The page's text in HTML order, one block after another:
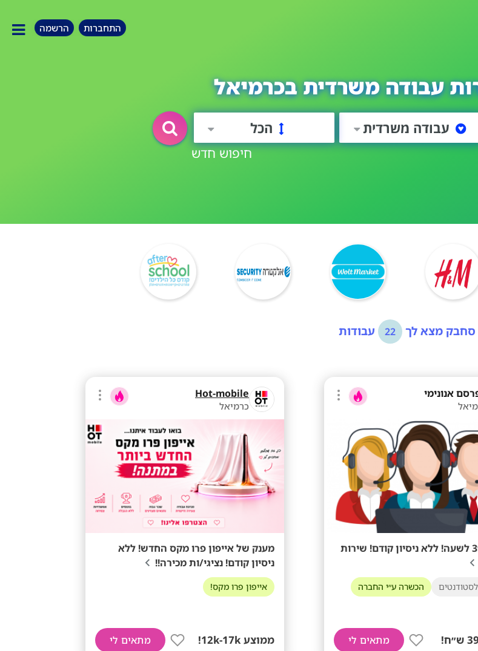
התחברות הרשמה
עבודה משרדית בכרמיאל
עבודה משרדית הכל
חיפוש חדש
סחבק מצא לך 22 עבודות
אנונימי
ממוצע 39 לשעה! ללא ניסיון קודם! שירות
הכשרה ע״י החברה
מתאים לי
Hot-mobile
כרמיאל
מענק של אייפון פרו מקס החדש! ללא
ניסיון קודם! נציגי/ות מכירה!!
אייפון פרו מקס!
ממוצע 12k-17k! מתאים לי